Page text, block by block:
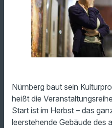
Nürnberg baut sein
heißt die
Start ist im Herbst – das
leerstehende Gebäude des